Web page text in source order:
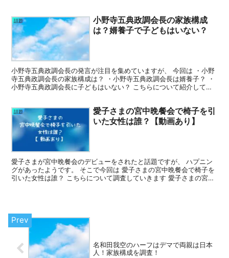
話題
小野寺五典政調会長の家族構成
は？婿養子で子どもはいない？
小野寺五典政調会長の発言が注目を集めていますが、 今回は ・小野
寺五典政調会長の家族構成は？ ・小野寺五典政調会長は婿養子？ ・
小野寺五典政調会長に子どもはいない？ こちらについて紹介してい
話題
愛子さまの宮中晩餐会で椅子を引
いた女性は誰？【動画あり】
愛子さまが宮中晩餐会のデビューをされたと話題ですが、 ハプニン
グがあったようです。 そこで今回は 愛子さまの宮中晩餐会で椅子を
引いた女性は誰？ こちらについて調査していきます 愛子さまの宮中
名和田我空のハーフはデマで両親は日本
人！家族構成を調査！